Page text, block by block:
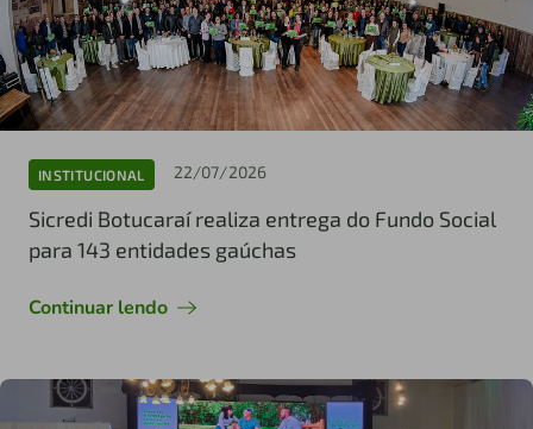
INSTITUCIONAL 22/07/2026
Sicredi Botucaraí realiza entrega do Fundo Social
para 143 entidades gaúchas
Continuar lendo